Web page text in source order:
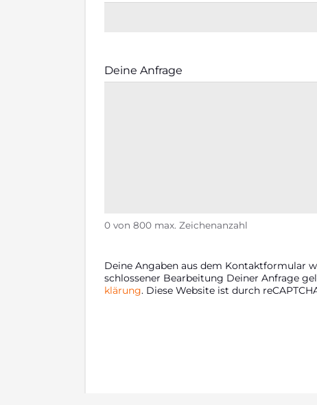
Dei­ne Anfra­ge
0 von 800 max. Zeichenanzahl
Dei­ne Anga­ben aus dem Kon­takt­for­mu­lar
schlos­se­ner Bear­bei­tung Dei­ner Anfra­ge
klä­rung. Die­se Web­site ist durch